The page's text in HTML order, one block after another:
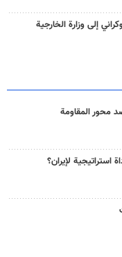
إلى وزارة الخارجية
محور المقاومة
لإيران؟